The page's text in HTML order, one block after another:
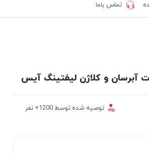
تماس باما
آبرسان و کلاژن لیفتینگ آیس
توصیه شده توسط 1200+ نفر